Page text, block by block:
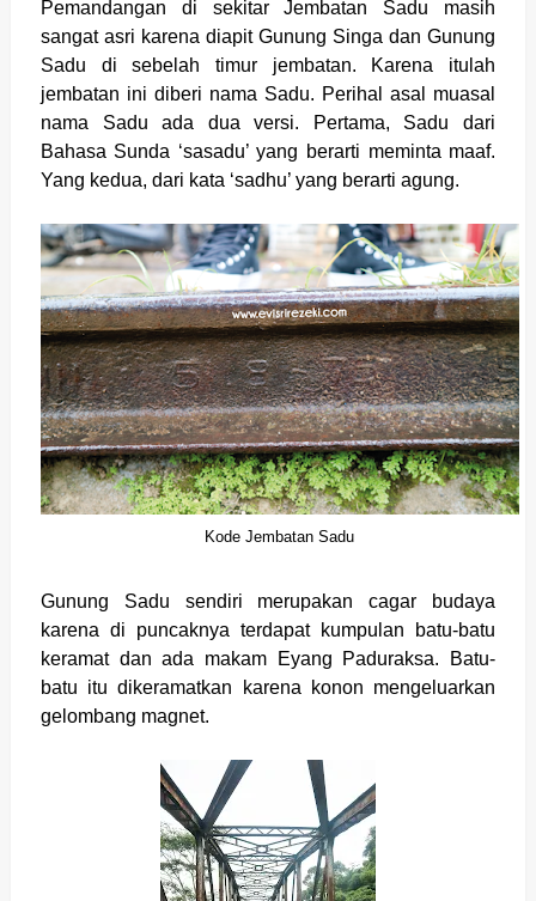
Pemandangan di sekitar Jembatan Sadu masih
sangat asri karena diapit Gunung Singa dan Gunung
Sadu di sebelah timur jembatan. Karena itulah
jembatan ini diberi nama Sadu. Perihal asal muasal
nama Sadu ada dua versi. Pertama, Sadu dari
Bahasa Sunda ‘sasadu’ yang berarti meminta maaf.
Yang kedua, dari kata ‘sadhu’ yang berarti agung.
Kode Jembatan Sadu
Gunung Sadu sendiri merupakan cagar budaya
karena di puncaknya terdapat kumpulan batu-batu
keramat dan ada makam Eyang Paduraksa. Batu-
batu itu dikeramatkan karena konon mengeluarkan
gelombang magnet.